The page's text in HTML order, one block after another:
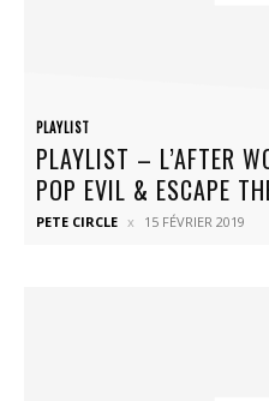
PLAYLIST
PLAYLIST – L’AFTER
POP EVIL & ESCAPE
PETE CIRCLE 15 FÉVRIER 2019